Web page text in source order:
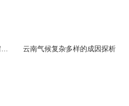
云南气候复杂多样的成因探析